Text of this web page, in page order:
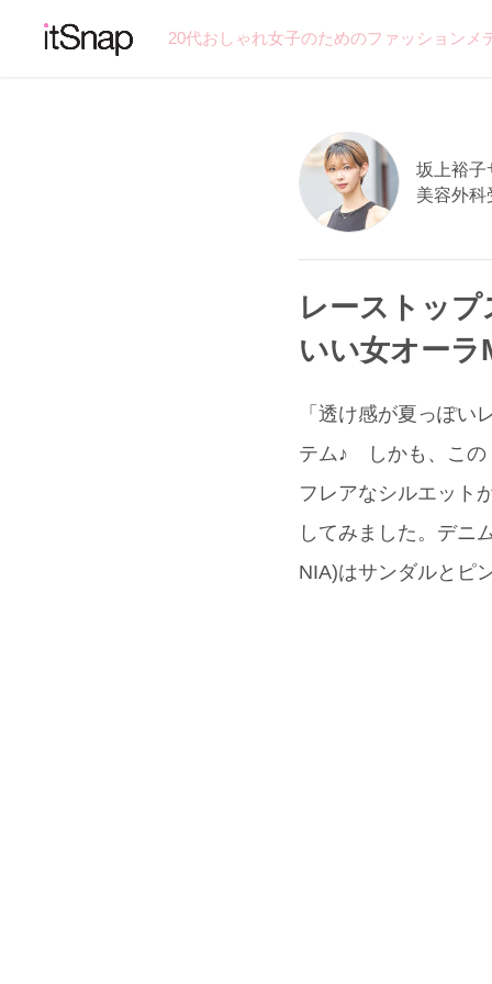
20代おしゃれ女子のためのファッション
坂上裕子
美容外科
レーストッ
いい女オー
「透け感が夏っぽ
テム♪ しかも、この
フレアなシルエット
してみました。デニ
NIA)はサンダルとピ